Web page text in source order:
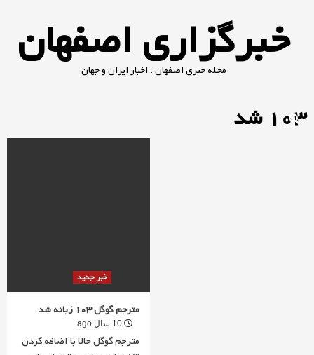
contentخبرگزاری اصفهان
مجله خبری اصفهان ، اخبار ایران و جهان
103 شد
خبر جدید
مترجم گوگل‌ 103 زبانه شد
مترجم گوگل‌ حالا با اضافه کردن